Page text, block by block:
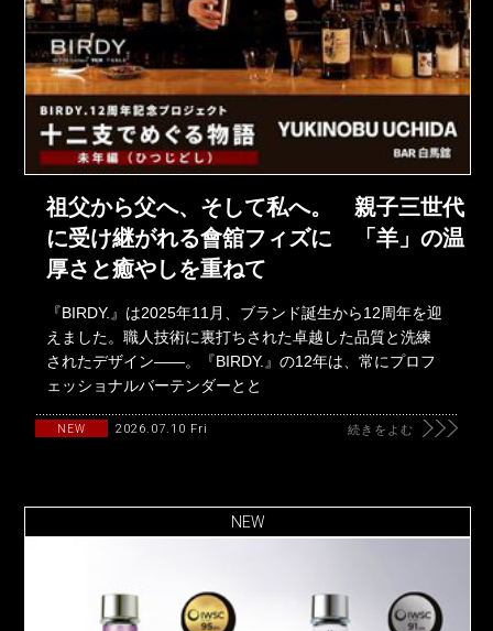
祖父から父へ、そして私へ。 親子三世代
に受け継がれる會舘フィズに 「羊」の温
厚さと癒やしを重ねて
『BIRDY.』は2025年11月、ブランド誕生から12周年を迎
えました。職人技術に裏打ちされた卓越した品質と洗練
されたデザイン――。『BIRDY.』の12年は、常にプロフ
ェッショナルバーテンダーとと
NEW 2026.07.10 Fri 続きをよむ
NEW